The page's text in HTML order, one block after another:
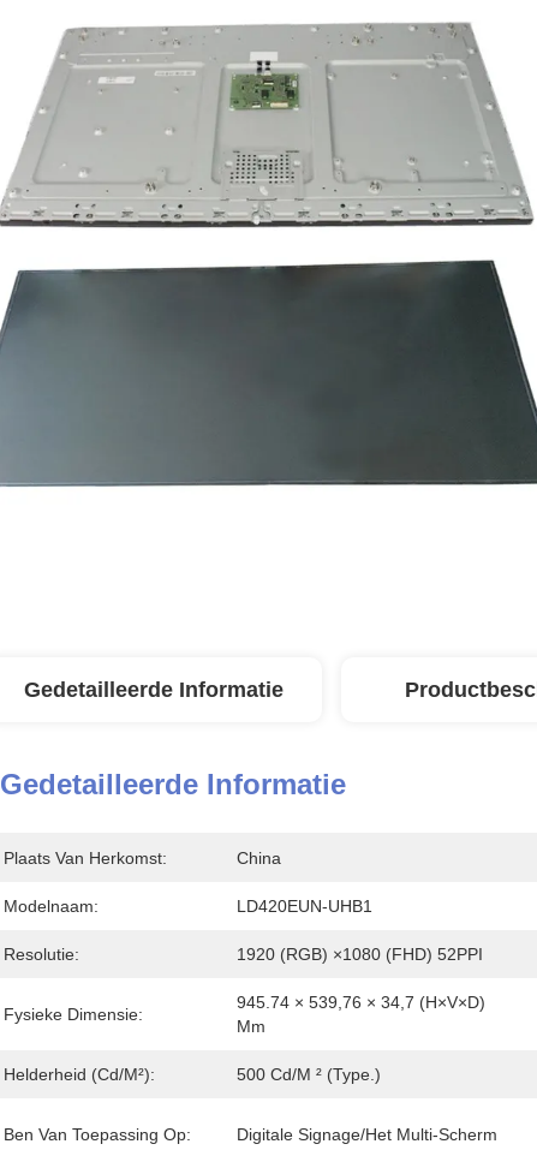
Gedetailleerde Informatie
Gedetailleerde Informatie
Plaats Van Herkomst: China
Modelnaam: LD420EUN-UHB1
Resolutie: 1920 (RGB) ×1080 (FHD) 52PPI
Fysieke Dimensie:
945.74 × 539,76 × 34,7 (H×V×D)
Mm
Helderheid (cd/m²): 500 Cd/m ² (Type.)
Ben Van Toepassing Op: Digitale Signage/het Multi-Scherm